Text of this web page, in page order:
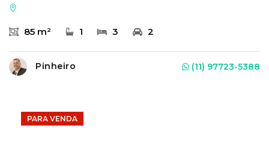
85 m² 1 3 2
Pinheiro (11) 97723-5388
PARA VENDA